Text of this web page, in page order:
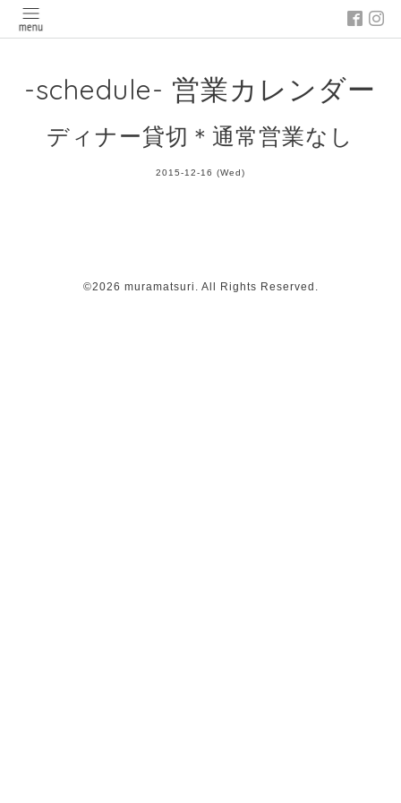
-schedule- 営業カレンダー
ディナー貸切＊通常営業なし
2015-12-16 (Wed)
©2026 muramatsuri . All Rights Reserved.